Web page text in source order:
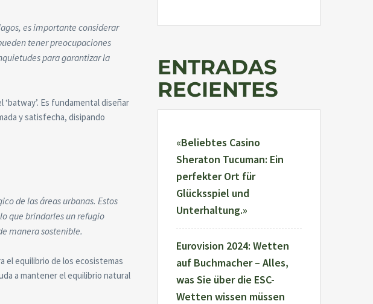
es importante considerar
tener preocupaciones
para garantizar la
Es fundamental diseñar
y satisfecha, disipando
de las áreas urbanas. Estos
que brindarles un refugio
manera sostenible.
el equilibrio de los ecosistemas
a mantener el equilibrio natural
ENTRADAS
RECIENTES
«Beliebtes Casino
Sheraton Tucuman: Ein
perfekter Ort für
Glücksspiel und
Unterhaltung.»
Eurovision 2024: Wetten
auf Buchmacher – Alles,
was Sie über die ESC-
Wetten wissen müssen